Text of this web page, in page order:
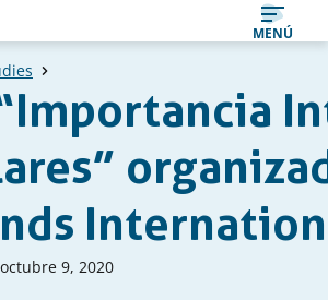
MENÚ
Publicado
octubre 9, 2020